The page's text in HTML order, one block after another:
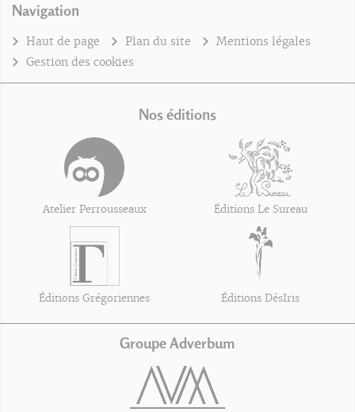
Navigation
Haut de page Plan du site
Mentions légales
Gestion des cookies
Nos éditions
Atelier Perrousseaux Éditions Le Sureau
Éditions Grégoriennes Éditions DésIris
Groupe Adverbum